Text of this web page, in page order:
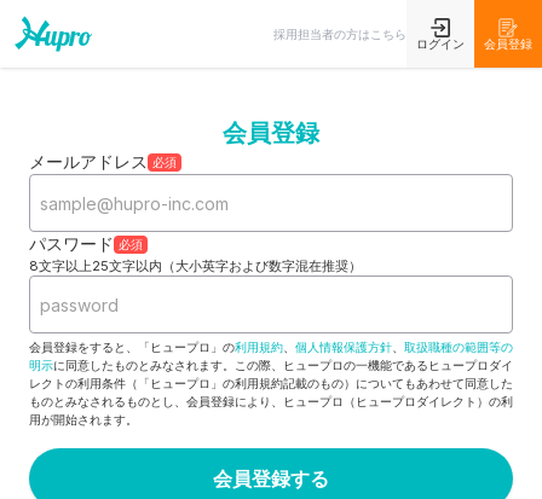
採用担当者の方はこちら
ログイン 会員登録
会員登録
メールアドレス 必須
パスワード 必須
8文字以上25文字以内（大小英字および数字混在推奨）
会員登録をすると、「ヒュープロ」の利用規約 個人情報保護方針
取扱職種の範囲等の
明示に同意したものとみなされます。この際、ヒュープロの一機能であるヒュープロダイ
レクトの利用条件（「ヒュープロ」の利用規約記載のもの）についてもあわせて同意した
ものとみなされるものとし、会員登録により、ヒュープロ（ヒュープロダイレクト）の利
用が開始されます。
会員登録する